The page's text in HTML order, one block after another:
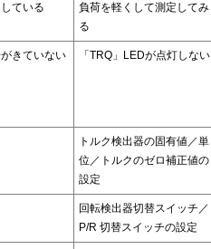
ている
負荷を軽くして測定してみ
る
きていない 「TRQ」LEDが点灯しない
トルク検出器の固有値／単
位／トルクのゼロ補正値の
設定
回転検出器切替スイッチ／
P/R 切替スイッチの設定